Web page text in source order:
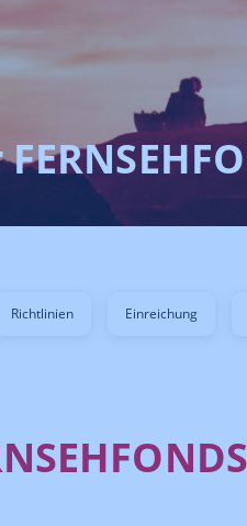
Richtlinien Einreichung